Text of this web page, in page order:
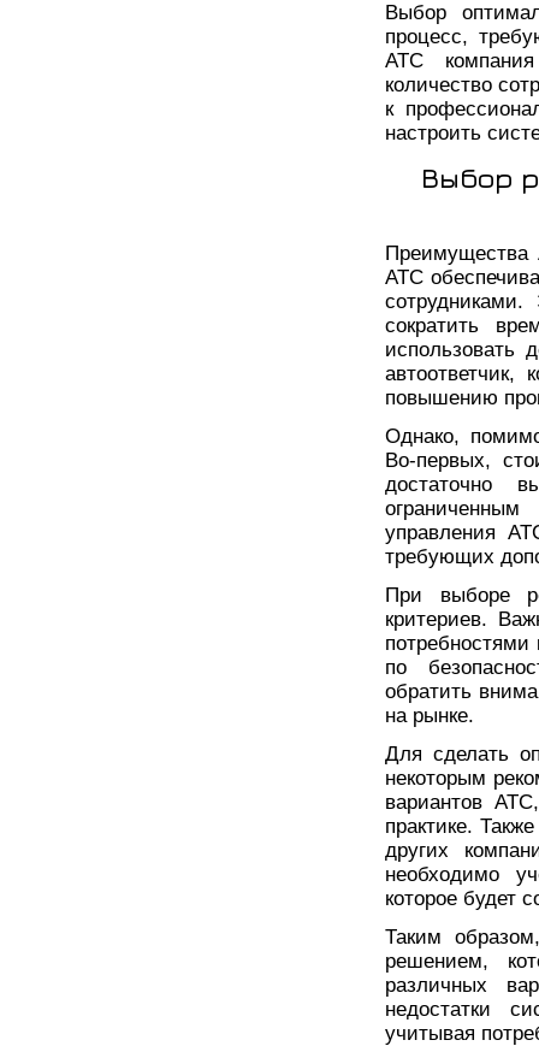
Выбор
процесс,
АТС
количество
к
настроить
Выбор
Преимущества
АТС
сократить
использовать
автоответчик,
повышению
Однако,
Во-первых,
достаточно
управления
требующих
При выборе
критериев.
по
обратить
на рынке.
Для сделать
некоторым
вариантов
практике.
других
необходимо
которое будет
Таким
решением,
различных
недостатки
учитывая